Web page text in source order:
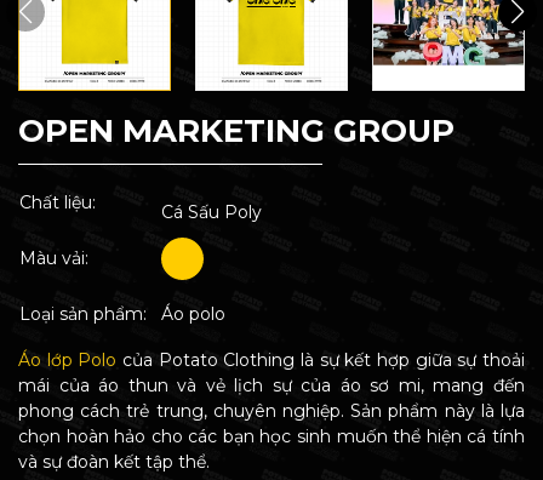
OPEN MARKETING GROUP
Chất liệu: Cá Sấu Poly
Màu vải:
Loại sản phẩm: Áo polo
Áo lớp Polo của Potato Clothing là sự kết hợp giữa sự thoải
mái của áo thun và vẻ lịch sự của áo sơ mi, mang đến
phong cách trẻ trung, chuyên nghiệp. Sản phẩm này là lựa
chọn hoàn hảo cho các bạn học sinh muốn thể hiện cá tính
và sự đoàn kết tập thể.